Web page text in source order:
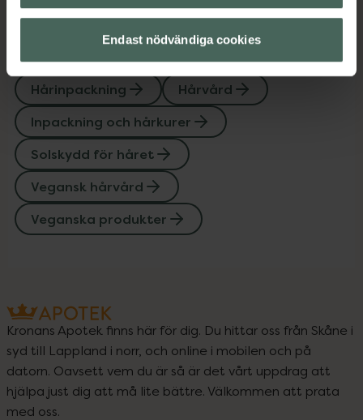
Endast nödvändiga cookies
Upptäck flera produkter inom
Hårinpackning
Hårvård
Inpackning och hårkurer
Solskydd för håret
Vegansk hårvård
Veganska produkter
Kronans Apotek finns här för dig. Du hittar oss från Skåne i
syd till Lappland i norr, och online i mobilen och på
datorn. Oavsett vem du är så är det vårt uppdrag att
hjälpa just dig att må lite bättre. Välkommen att prata
med oss.